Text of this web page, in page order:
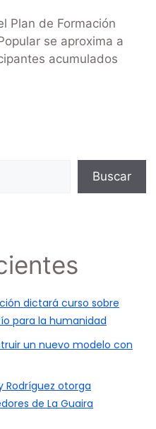
Plan de Formación
se aproxima a
acumulados
Buscar
dictará curso sobre
para la humanidad
un nuevo modelo con
Rodríguez otorga
de La Guaira